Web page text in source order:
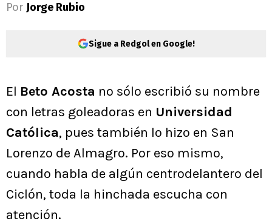
Por Jorge Rubio
Sigue a Redgol en Google!
El Beto Acosta no sólo escribió su nombre
con letras goleadoras en Universidad
Católica, pues también lo hizo en San
Lorenzo de Almagro. Por eso mismo,
cuando habla de algún centrodelantero del
Ciclón, toda la hinchada escucha con
atención.